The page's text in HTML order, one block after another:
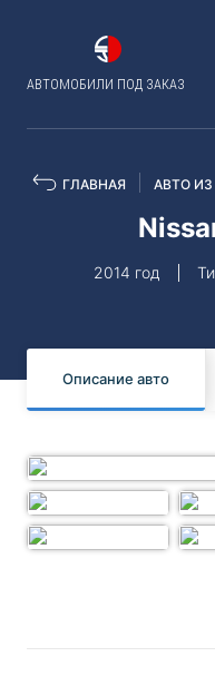
АВТОМОБИЛИ ПОД ЗАКАЗ
ГЛАВНАЯ АВТО
2014 год
Описание авто